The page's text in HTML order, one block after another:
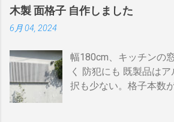
か下降か一定かの傾向
周囲に散らばる 豆の温
温度はイコールではな
力が変わる。豆の温度
回転数の安定が必要（
「BSアンテナ入力」端
をアンテナケーブル
BDRを一台追加するだ
２本追加でOKです。
（HDMIケーブル２本
「HDMI出力」端子と
工夫。まず、各安全ブ
て、どのコンセントに
わない 一つの安全ブレ
A（2kw）以上になら
す。消費量の多い、電
レーカに振り分けて使
ルネットを外して聞き
ージャーにはコーン紙
い・・・。 そこでコー
うだろうと、 Macアプ
レベル補正で白にして
木製 面格子 自作しました
6月 04, 2024
幅180cm、キッチンの
く 防犯にも 既製品は
択も少ない。格子本数
雪国では氷柱や落雪で